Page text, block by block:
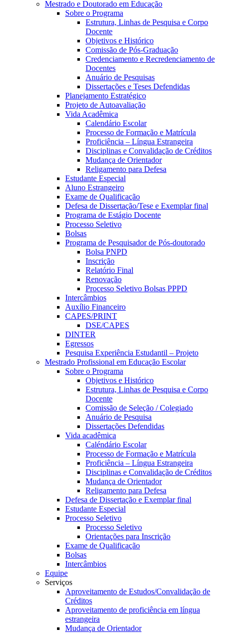
Mestrado e Doutorado em Educação
Sobre o Programa
Estrutura, Linhas de Pesquisa e Corpo
Docente
Objetivos e Histórico
Comissão de Pós-Graduação
Credenciamento e Recredenciamento de
Docentes
Anuário de Pesquisas
Dissertações e Teses Defendidas
Planejamento Estratégico
Projeto de Autoavaliação
Vida Acadêmica
Calendário Escolar
Processo de Formação e Matrícula
Proficiência – Língua Estrangeira
Disciplinas e Convalidação de Créditos
Mudança de Orientador
Religamento para Defesa
Estudante Especial
Aluno Estrangeiro
Exame de Qualificação
Defesa de Dissertação/Tese e Exemplar final
Programa de Estágio Docente
Processo Seletivo
Bolsas
Programa de Pesquisador de Pós-doutorado
Bolsa PNPD
Inscrição
Relatório Final
Renovação
Processo Seletivo Bolsas PPPD
Intercâmbios
Auxílio Financeiro
CAPES/PRINT
DSE/CAPES
DINTER
Egressos
Pesquisa Experiência Estudantil – Projeto
Mestrado Profissional em Educação Escolar
Sobre o Programa
Objetivos e Histórico
Estrutura, Linhas de Pesquisa e Corpo
Docente
Comissão de Seleção / Colegiado
Anuário de Pesquisa
Dissertações Defendidas
Vida acadêmica
Caléndário Escolar
Processo de Formação e Matrícula
Proficiência – Língua Estrangeira
Disciplinas e Convalidação de Créditos
Mudança de Orientador
Religamento para Defesa
Defesa de Dissertação e Exemplar final
Estudante Especial
Processo Seletivo
Processo Seletivo
Orientações para Inscrição
Exame de Qualificação
Bolsas
Intercâmbios
Equipe
Serviços
Aproveitamento de Estudos/Convalidação de
Créditos
Aproveitamento de proficiência em língua
estrangeira
Mudança de Orientador